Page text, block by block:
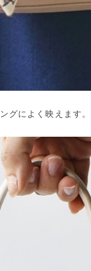
グによく映えます。